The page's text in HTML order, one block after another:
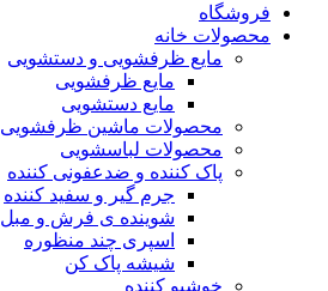
فروشگاه
محصولات خانه
مایع ظرفشویی و دستشویی
مایع ظرفشویی
مایع دستشویی
محصولات ماشین ظرفشویی
محصولات لباسشویی
پاک کننده و ضدعفونی کننده
جرم گیر و سفید کننده
شوینده ی فرش و مبل
اسپری چند منظوره
شیشه پاک کن
خوشبو کننده